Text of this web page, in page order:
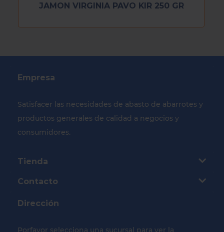
JAMON VIRGINIA PAVO KIR 250 GR
Empresa
Satisfacer las necesidades de abasto de abarrotes y
productos generales de calidad a negocios y
consumidores.
Tienda
Contacto
Dirección
Porfavor selecciona una sucursal para ver la